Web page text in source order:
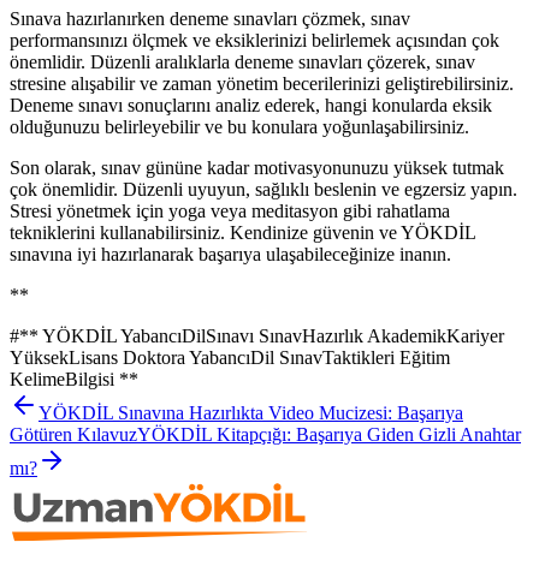
Sınava hazırlanırken deneme sınavları çözmek, sınav
performansınızı ölçmek ve eksiklerinizi belirlemek açısından çok
önemlidir. Düzenli aralıklarla deneme sınavları çözerek, sınav
stresine alışabilir ve zaman yönetim becerilerinizi geliştirebilirsiniz.
Deneme sınavı sonuçlarını analiz ederek, hangi konularda eksik
olduğunuzu belirleyebilir ve bu konulara yoğunlaşabilirsiniz.
Son olarak, sınav gününe kadar motivasyonunuzu yüksek tutmak
çok önemlidir. Düzenli uyuyun, sağlıklı beslenin ve egzersiz yapın.
Stresi yönetmek için yoga veya meditasyon gibi rahatlama
tekniklerini kullanabilirsiniz. Kendinize güvenin ve YÖKDİL
sınavına iyi hazırlanarak başarıya ulaşabileceğinize inanın.
**
#** YÖKDİL YabancıDilSınavı SınavHazırlık AkademikKariyer
YüksekLisans Doktora YabancıDil SınavTaktikleri Eğitim
KelimeBilgisi **
YÖKDİL Sınavına Hazırlıkta Video Mucizesi: Başarıya
Götüren KılavuzYÖKDİL Kitapçığı: Başarıya Giden Gizli Anahtar
mı?